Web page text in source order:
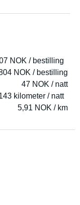
NOK / bestilling
NOK / bestilling
47 NOK / natt
kilometer / natt
5,91 NOK / km